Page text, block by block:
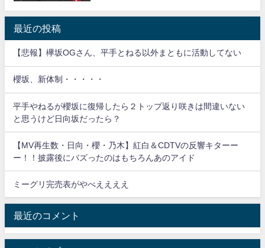
最近の投稿
【悲報】欅坂OGさん、平手とねる以外まともに活動してない
櫻坂、新体制・・・・・
平手やねるが櫻坂に復帰したら２トップ返り咲きは間違いない
と思うけど日向坂だったら？
【MV再生数・日向・櫻・乃木】紅白＆CDTVの反響キターー
ー！！披露後にバズったのはもちろんあのアイド
ミーグリ完売表がやべええええ
最近のコメント